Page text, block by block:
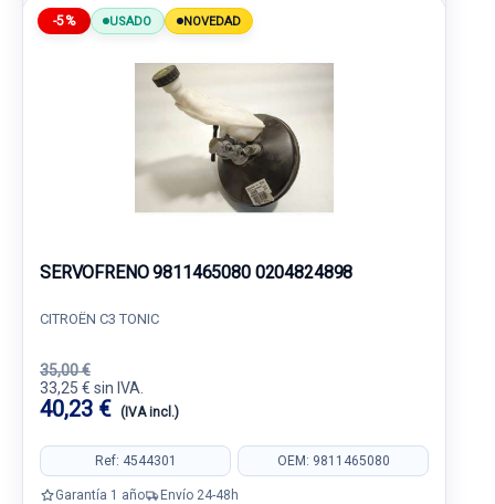
-5% USADO NOVEDAD
SERVOFRENO 9811465080 0204824898
CITROËN C3 TONIC
35,00 €
33,25 € sin IVA.
40,23 € (IVA incl.)
Ref: 4544301 OEM: 9811465080
Garantía 1 año Envío 24-48h